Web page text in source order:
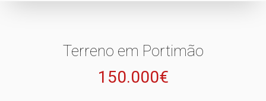
Terreno em Portimão
150.000€